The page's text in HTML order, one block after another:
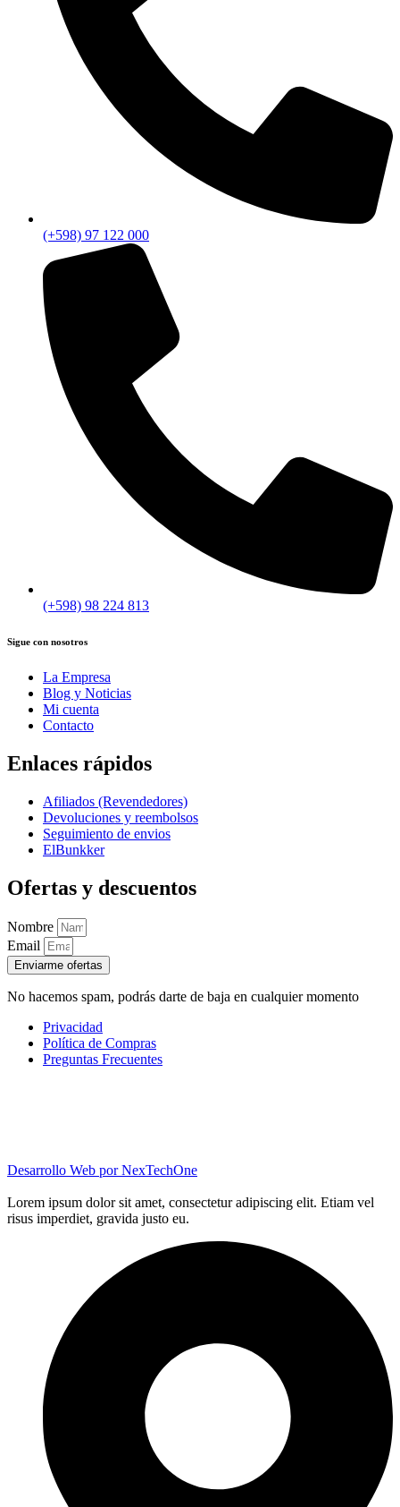
(+598) 97 122 000
(+598) 98 224 813
Sigue con nosotros
La Empresa
Blog y Noticias
Mi cuenta
Contacto
Enlaces rápidos
Afiliados (Revendedores)
Devoluciones y reembolsos
Seguimiento de envios
ElBunkker
Ofertas y descuentos
Nombre
Email
Enviarme ofertas
No hacemos spam, podrás darte de baja en cualquier momento
Privacidad
Política de Compras
Preguntas Frecuentes
Desarrollo Web porNexTechOne
Lorem ipsum dolor sit amet, consectetur adipiscing elit. Etiam vel
risus imperdiet, gravida justo eu.